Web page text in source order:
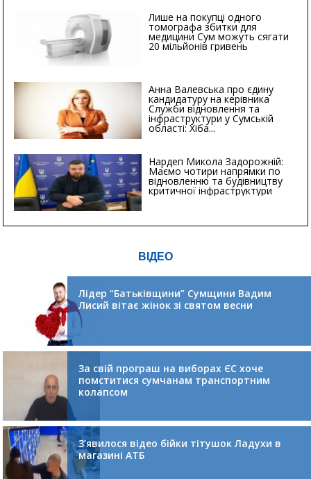
Лише на покупці одного
томографа збитки для
медицини Сум можуть сягати
20 мільйонів гривень
Анна Валевська про єдину
кандидатуру на керівника
Служби відновлення та
інфраструктури у Сумській
області: Хіба...
Нардеп Микола Задорожній:
Маємо чотири напрямки по
відновленню та будівництву
критичної інфраструктури
ВІДЕО
Лідер “Батьківщини” Сумщини Вадим
Лисий вітає жінок зі святом весни
За свій програш на виборах ЄС хоче
помститися сумчанам транспортним
колапсом
З’явилося відео бійки тітушок Ладухи в
магазині АТБ